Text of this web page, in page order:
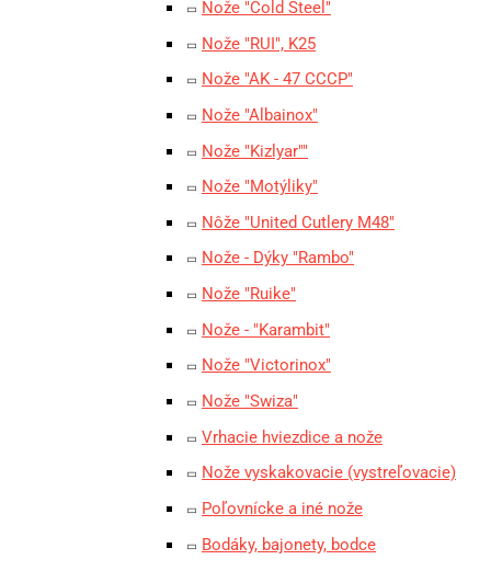
Nože "Cold Steel"
Nože "RUI", K25
Nože "AK - 47 CCCP"
Nože "Albainox"
Nože "Kizlyar""
Nože "Motýliky"
Nôže "United Cutlery M48"
Nože - Dýky "Rambo"
Nože "Ruike"
Nože - "Karambit"
Nože "Victorinox"
Nože "Swiza"
Vrhacie hviezdice a nože
Nože vyskakovacie (vystreľovacie)
Poľovnícke a iné nože
Bodáky, bajonety, bodce